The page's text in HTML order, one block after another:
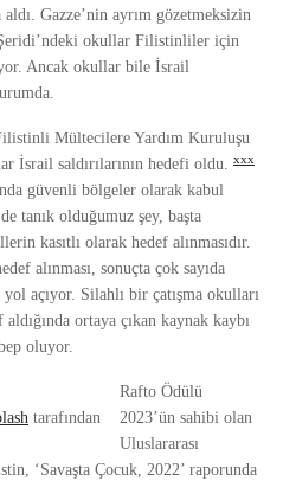
Gazze’nin ayrım gözetmeksizin
okullar Filistinliler için
Ancak okullar bile İsrail
Mültecilere Yardım Kuruluşu
İsrail saldırılarının hedefi oldu. xxx
güvenli bölgeler olarak kabul
tanık olduğumuz şey, başta
kasıtlı olarak hedef alınmasıdır.
alınması, sonuçta çok sayıda
açıyor. Silahlı bir çatışma okulları
ortaya çıkan kaynak kaybı
oluyor.
tarafından
Rafto Ödülü
2023’ün sahibi olan
Uluslararası
‘Savaşta Çocuk, 2022’ raporunda